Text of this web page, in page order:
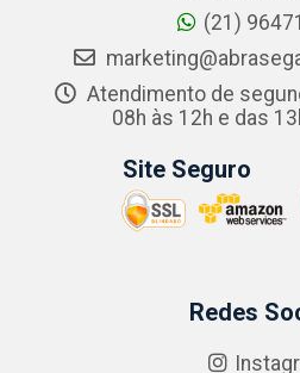
(21)
Atendimento de
08h às 12h e das
Site Seguro
Redes